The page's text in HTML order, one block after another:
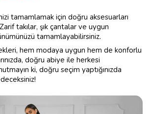
tamamlamak için doğru aksesuarları
takılar, şık çantalar ve uygun
tamamlayabilirsiniz.
hem modaya uygun hem de konforlu
doğru abiye ile herkesi
ki, doğru seçim yaptığınızda